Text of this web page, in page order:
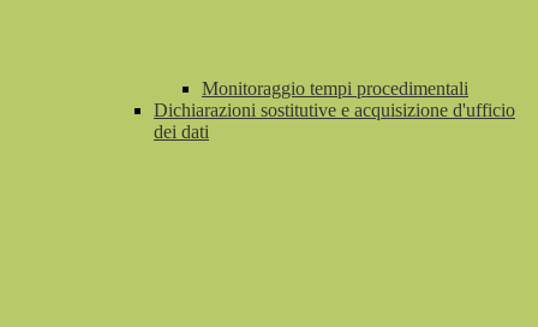
Monitoraggio tempi procedimentali
Dichiarazioni sostitutive e acquisizione d'ufficio
dei dati